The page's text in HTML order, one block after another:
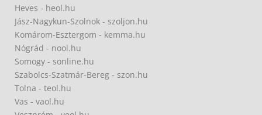
Heves - heol.hu
Jász-Nagykun-Szolnok - szoljon.hu
Komárom-Esztergom - kemma.hu
Nógrád - nool.hu
Somogy - sonline.hu
Szabolcs-Szatmár-Bereg - szon.hu
Tolna - teol.hu
Vas - vaol.hu